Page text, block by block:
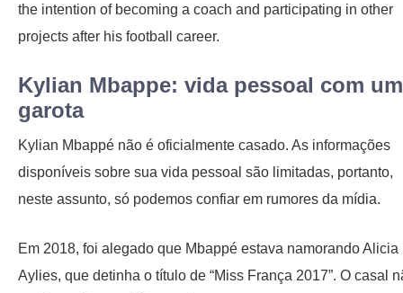
the intention of becoming a coach and participating in other
projects after his football career.
Kylian Mbappe: vida pessoal com
garota
Kylian Mbappé não é oficialmente casado. As informações
disponíveis sobre sua vida pessoal são limitadas, portanto,
neste assunto, só podemos confiar em rumores da mídia.
Em 2018, foi alegado que Mbappé estava namorando Alicia
Aylies, que detinha o título de “Miss França 2017”. O casal